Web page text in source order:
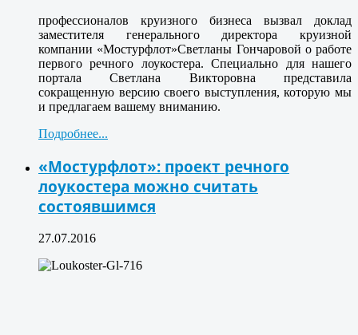
профессионалов круизного бизнеса вызвал доклад
заместителя генерального директора круизной
компании «Мостурфлот»Светланы Гончаровой о работе
первого речного лоукостера. Специально для нашего
портала Светлана Викторовна представила
сокращенную версию своего выступления, которую мы
и предлагаем вашему вниманию.
Подробнее...
«Мостурфлот»: проект речного
лоукостера можно считать
состоявшимся
27.07.2016